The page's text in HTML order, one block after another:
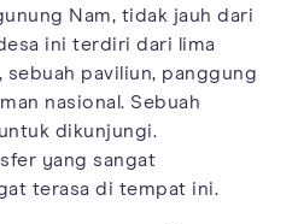
Nam, tidak jauh dari
ini terdiri dari lima
sebuah paviliun, panggung
nasional. Sebuah
dikunjungi.
yang sangat
terasa di tempat ini.